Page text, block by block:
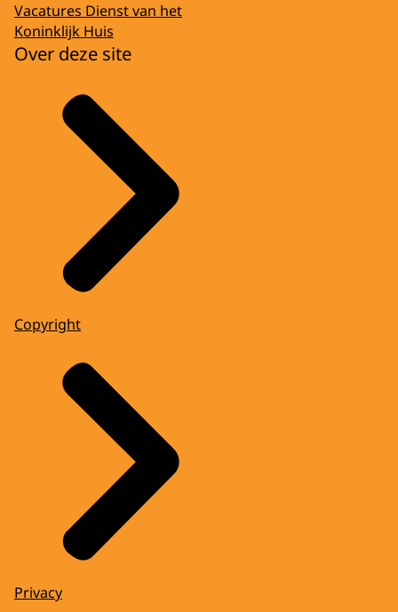
Vacatures Dienst van het
Koninklijk Huis
Over deze site
Copyright
Privacy